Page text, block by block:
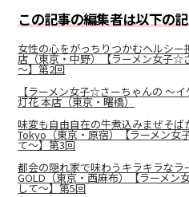
この記事の編集者は以下の
女性の心をがっちりつかむヘルシ
店（東京・中野）【ラーメン女子☆
～】第2回
【ラーメン女子☆さーちゃんの ～
灯花 本店（東京・曙橋）
味変も自由自在の牛煮込みまぜそ
Tokyo（東京・原宿）【ラーメン
て～】第3回
都会の隠れ家で味わうキラキラなラ
GOLD（東京・西麻布）【ラーメ
して～】第5回